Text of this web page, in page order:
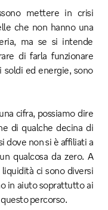
mettere in crisi
che non hanno una
ma se si intende
di farla funzionare
ed energie, sono
cifra, possiamo dire
di qualche decina di
dove non si è affiliati a
qualcosa da zero. A
ci sono diversi
in aiuto soprattutto ai
percorso.